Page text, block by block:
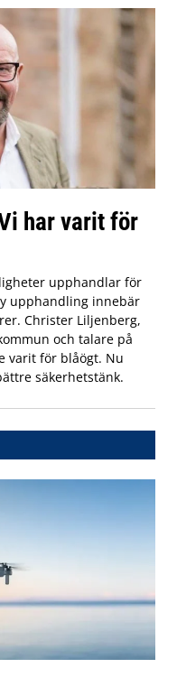
har varit för
upphandlar för
upphandling innebär
Christer Liljenberg,
och talare på
varit för blåögt. Nu
säkerhetstänk.